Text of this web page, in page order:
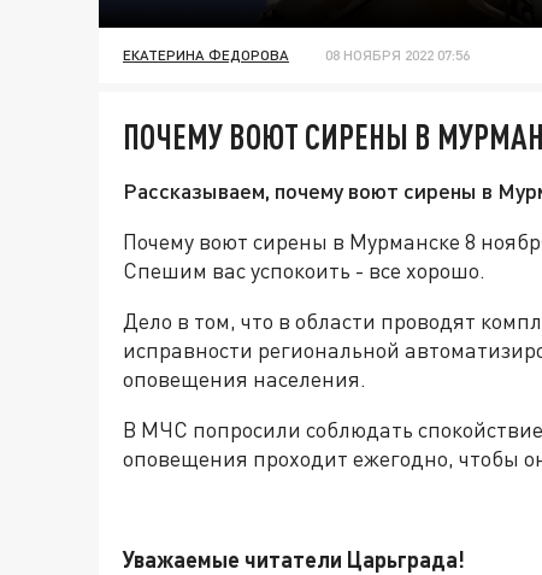
ЕКАТЕРИНА ФЕДОРОВА 08 НОЯБРЯ 2022 07:56
ПОЧЕМУ ВОЮТ СИРЕНЫ В
Рассказываем, почему воют сирены в
Почему воют сирены в Мурманске 8
Спешим вас успокоить - все хорошо.
Дело в том, что в области проводят
исправности региональной
оповещения населения.
В МЧС попросили соблюдать
оповещения проходит ежегодно, чтобы
Уважаемые читатели Царьграда!